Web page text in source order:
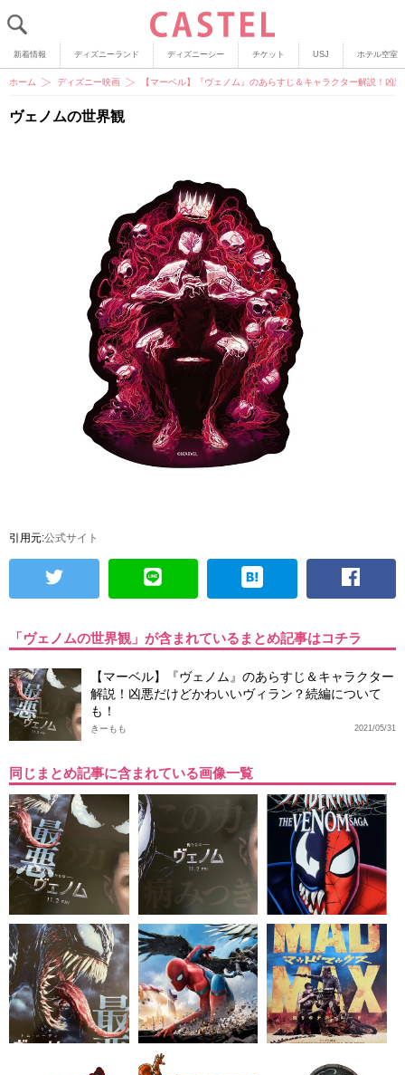
新着情報 ディズニーランド ディズニーシー チケット USJ ホテル空室
ホーム ディズニー映画 【マーベル】『ヴェノム』のあらすじ＆キャラクター解説！凶
ヴェノムの世界観
引用元:公式サイト
「ヴェノムの世界観」が含まれているまとめ記事はコチラ
【マーベル】『ヴェノム』のあらすじ＆キャラクター
解説！凶悪だけどかわいいヴィラン？続編について
も！
2021/05/31
きーもも
同じまとめ記事に含まれている画像一覧